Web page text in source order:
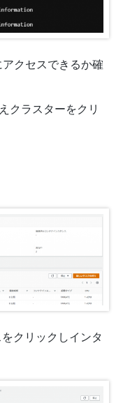
クセスできるか確
クラスターをクリ
クリックしインタ